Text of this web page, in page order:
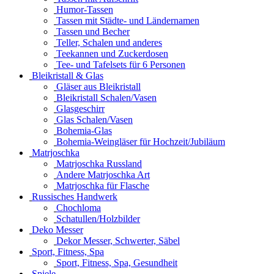
Humor-Tassen
Tassen mit Städte- und Ländernamen
Tassen und Becher
Teller, Schalen und anderes
Teekannen und Zuckerdosen
Tee- und Tafelsets für 6 Personen
Bleikristall & Glas
Gläser aus Bleikristall
Bleikristall Schalen/Vasen
Glasgeschirr
Glas Schalen/Vasen
Bohemia-Glas
Bohemia-Weingläser für Hochzeit/Jubiläum
Matrjoschka
Matrjoschka Russland
Andere Matrjoschka Art
Matrjoschka für Flasche
Russisches Handwerk
Chochloma
Schatullen/Holzbilder
Deko Messer
Dekor Messer, Schwerter, Säbel
Sport, Fitness, Spa
Sport, Fitness, Spa, Gesundheit